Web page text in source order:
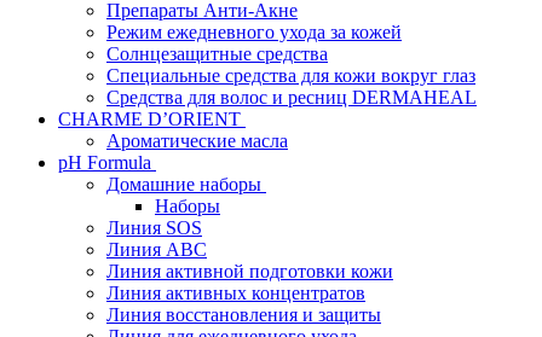
Препараты Анти-Акне
Режим ежедневного ухода за кожей
Солнцезащитные средства
Специальные средства для кожи вокруг глаз
Средства для волос и ресниц DERMAHEAL
CHARME D’ORIENT
Ароматические масла
pH Formula
Домашние наборы
Наборы
Линия SOS
Линия АВС
Линия активной подготовки кожи
Линия активных концентратов
Линия восстановления и защиты